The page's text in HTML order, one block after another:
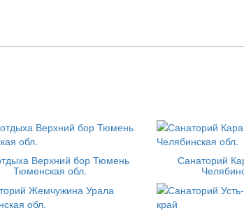
Верхний бор Тюмень
Тюменская обл.
Санаторий